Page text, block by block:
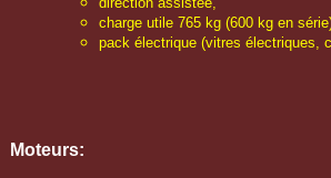
charge utile 765 kg (600 kg en
pack électrique (vitres électriques,
Moteurs: